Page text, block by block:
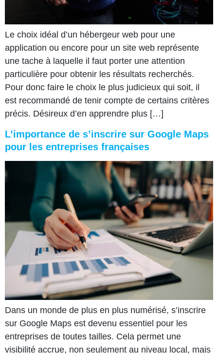
Le choix idéal d’un hébergeur web pour une
application ou encore pour un site web représente
une tache à laquelle il faut porter une attention
particulière pour obtenir les résultats recherchés.
Pour donc faire le choix le plus judicieux qui soit, il
est recommandé de tenir compte de certains critères
précis. Désireux d’en apprendre plus […]
L’importance de s’inscrire sur Google Maps
pour les entreprises françaises
Dans un monde de plus en plus numérisé, s’inscrire
sur Google Maps est devenu essentiel pour les
entreprises de toutes tailles. Cela permet une
visibilité accrue, non seulement au niveau local, mais